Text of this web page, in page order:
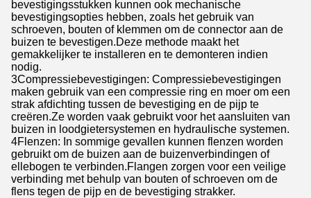
bevestigingsstukken kunnen ook mechanische
bevestigingsopties hebben, zoals het gebruik van
schroeven, bouten of klemmen om de connector aan de
buizen te bevestigen.Deze methode maakt het
gemakkelijker te installeren en te demonteren indien
nodig.
3Compressiebevestigingen: Compressiebevestigingen
maken gebruik van een compressie ring en moer om een
strak afdichting tussen de bevestiging en de pijp te
creëren.Ze worden vaak gebruikt voor het aansluiten van
buizen in loodgietersystemen en hydraulische systemen.
4Flenzen: In sommige gevallen kunnen flenzen worden
gebruikt om de buizen aan de buizenverbindingen of
ellebogen te verbinden.Flangen zorgen voor een veilige
verbinding met behulp van bouten of schroeven om de
flens tegen de pijp en de bevestiging strakker.